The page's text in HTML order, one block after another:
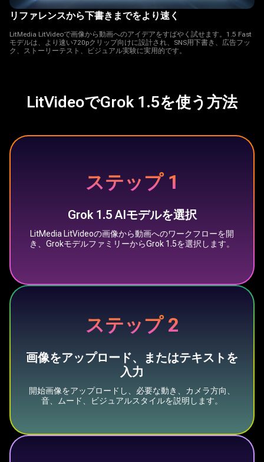
リファレンスから下書きまでをより速く
LitMedia LitVideoで画像から動画へのアイデアをすばやく試せます。1.5 Fast
モデルは、より速い720pクリップ向けに設計され、SNS用下書き、広告フッ
ク、ストーリーテスト、ビジュアル実験に実用的です。
LitVideoでGrok 1.5を使う方法
ステップ 1
Grok 1.5 AIモデルを選択
LitMedia LitVideoの画像から動画へのワークフローを開
き、GrokモデルファミリーからGrok 1.5を選択します。
ステップ 2
画像をアップロード、またはテキストを
入力
開始画像をアップロードし、必要な動き、カメラ方向、
音、ムード、ビジュアルスタイルを説明します。